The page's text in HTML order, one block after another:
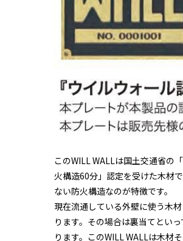
このWILL WALLは国土交通省の
火構造60分」認定を受けた木材
ない防火構造なのが特徴です。
現在流通している外壁に使う木
ります。その場合は裏当てとい
ります。このWILL WALLは木材